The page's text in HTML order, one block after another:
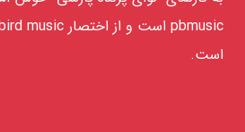
است.